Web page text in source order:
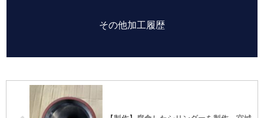
その他加工履歴